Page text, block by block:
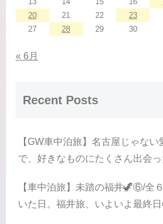
20
21 22 23
27
28 29 30
« 6月
Recent Posts
【GW車中泊旅】名古屋じゃな
で、好きなものにたくさん出会っ
【車中泊旅】未踏の福井🦖⑥/全
いた日。福井旅、いよいよ最終日